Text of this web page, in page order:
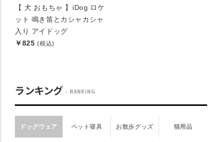
【 犬 おもちゃ 】iDog ロケ
ット 鳴き笛とカシャカシャ
入り アイドッグ
￥825 (税込)
ランキング RANKING
ドッグウェア ペット寝具 お散歩グッズ 猫用品